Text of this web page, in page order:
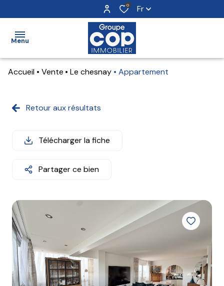
0 Fr
Menu
ventes
estimation
alerte
e-
mail
contact
Accueil Vente Le chesnay Appartement
Retour aux résultats
Télécharger la fiche
Partager ce bien